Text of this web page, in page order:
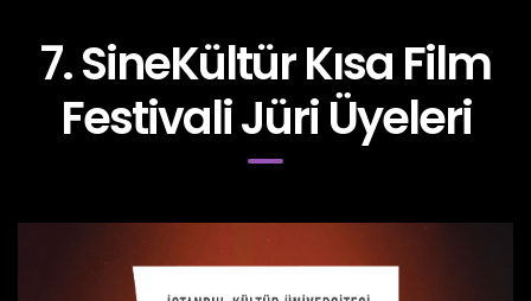
7. SineKültür Kısa Film
Festivali Jüri Üyeleri